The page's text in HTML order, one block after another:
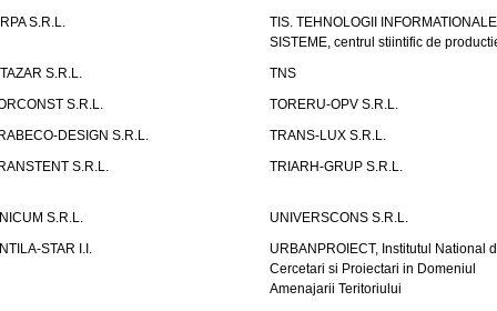
S.R.L.
TIS. TEHNOLOGII
SISTEME, centrul stiintific de
S.R.L.
TNS
S.R.L.
TORERU-OPV S.R.L.
DESIGN S.R.L.
TRANS-LUX S.R.L.
S.R.L.
TRIARH-GRUP S.R.L.
S.R.L.
UNIVERSCONS S.R.L.
STAR I.I.
URBANPROIECT, Institutul National
Cercetari si Proiectari in Domeniul
Amenajarii Teritoriului